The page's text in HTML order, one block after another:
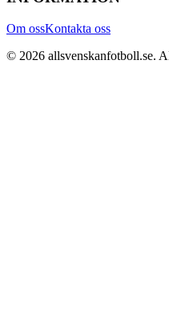
Om ossKontakta oss
© 2026 allsvenskanfotboll.se.